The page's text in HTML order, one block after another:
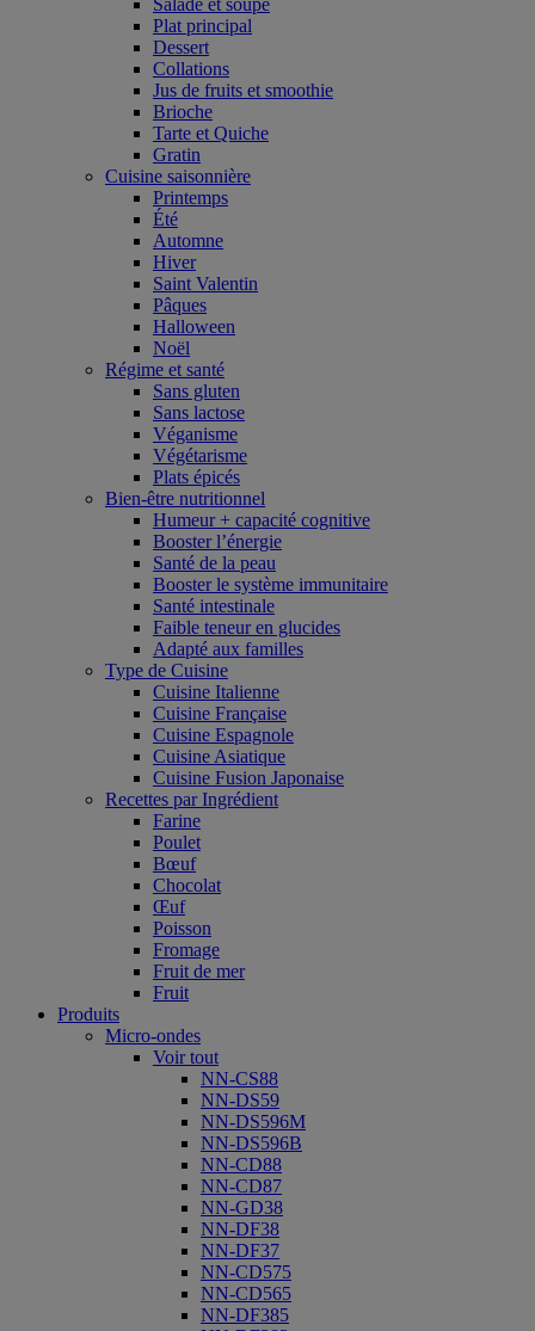
Salade et soupe
Plat principal
Dessert
Collations
Jus de fruits et smoothie
Brioche
Tarte et Quiche
Gratin
Cuisine saisonnière
Printemps
Été
Automne
Hiver
Saint Valentin
Pâques
Halloween
Noël
Régime et santé
Sans gluten
Sans lactose
Véganisme
Végétarisme
Plats épicés
Bien-être nutritionnel
Humeur + capacité cognitive
Booster l’énergie
Santé de la peau
Booster le système immunitaire
Santé intestinale
Faible teneur en glucides
Adapté aux familles
Type de Cuisine
Cuisine Italienne
Cuisine Française
Cuisine Espagnole
Cuisine Asiatique
Cuisine Fusion Japonaise
Recettes par Ingrédient
Farine
Poulet
Bœuf
Chocolat
Œuf
Poisson
Fromage
Fruit de mer
Fruit
Produits
Micro-ondes
Voir tout
NN-CS88
NN-DS59
NN-DS596M
NN-DS596B
NN-CD88
NN-CD87
NN-GD38
NN-DF38
NN-DF37
NN-CD575
NN-CD565
NN-DF385